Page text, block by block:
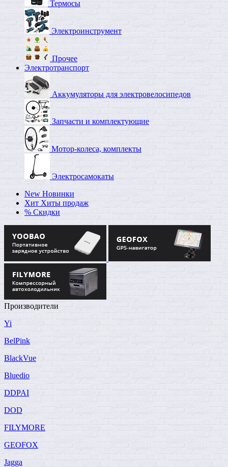
Термосы
Электроинструмент
Прочее
Электротранспорт
Аккумуляторы для электровелосипедов
Запчасти и комплектующие
Мотор-колеса, комплекты
Электросамокаты
New Новинки
Хит Хиты продаж
% Скидки
Производители
Yi
BelPink
BlackVue
Bluedio
DDPAI
DOD
FILYMORE
GEOFOX
Jagga